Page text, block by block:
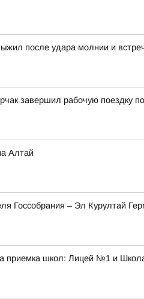
после удара молнии и
завершил рабочую поездку
Алтай
Госсобрания – Эл Курултай
приемка школ: Лицей №1 и